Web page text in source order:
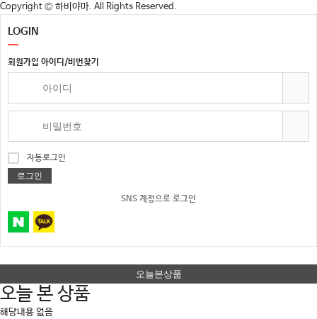
Copyright © 하비야마. All Rights Reserved.
LOGIN
회원가입 아이디/비번찾기
자동로그인
로그인
SNS 계정으로 로그인
오늘본상품
오늘 본 상품
해당내용 없음